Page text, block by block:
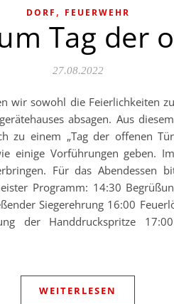
DORF , FEUERWEHR
Tag der
27.08.2022
wir sowohl die Feierlichkeiten
absagen. Aus
zu einem „Tag der offenen
einige Vorführungen geben.
Für das Abendessen
Programm: 14:30
Siegerehrung 16:00
der Handdruckspritze
WEITERLESEN